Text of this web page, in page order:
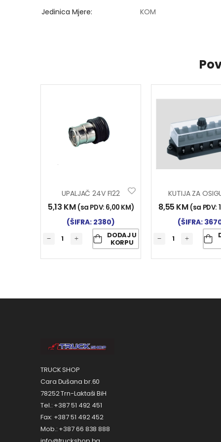
Jedinica Mjere KOM
UPALJAČ 24V FI22
5,13 KM (sa PDV: 6,00 KM)
(ŠIFRA: 2380)
DODAJ U
KORPU
8,55 KM (sa PDV:
(ŠIFRA:
TRUCK SHOP
Cara Dušana br.60
78252 Trn-Laktaši BiH
Tel.: +387 51 492 451
Fax: +387 51 492 452
Mob.: +387 66 838 888